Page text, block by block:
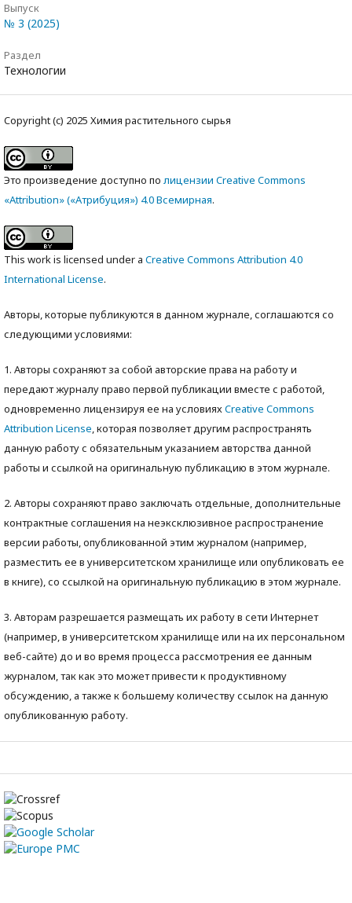
Выпуск
№ 3 (2025)
Раздел
Технологии
Copyright (c) 2025 Химия растительного сырья
Это произведение доступно по лицензии Creative Commons
«Attribution» («Атрибуция») 4.0 Всемирная.
This work is licensed under a Creative Commons Attribution 4.0
International License.
Авторы, которые публикуются в данном журнале, соглашаются со
следующими условиями:
1. Авторы сохраняют за собой авторские права на работу и
передают журналу право первой публикации вместе с работой,
одновременно лицензируя ее на условияхCreative Commons
Attribution License, которая позволяет другим распространять
данную работу с обязательным указанием авторства данной
работы и ссылкой на оригинальную публикацию в этом журнале.
2. Авторы сохраняют право заключать отдельные, дополнительные
контрактные соглашения на неэксклюзивное распространение
версии работы, опубликованной этим журналом (например,
разместить ее в университетском хранилище или опубликовать ее
в книге), со ссылкой на оригинальную публикацию в этом журнале.
3. Авторам разрешается размещать их работу в сети Интернет
(например, в университетском хранилище или на их персональном
веб-сайте) до и во время процесса рассмотрения ее данным
журналом, так как это может привести к продуктивному
обсуждению, а также к большему количеству ссылок на данную
опубликованную работу.